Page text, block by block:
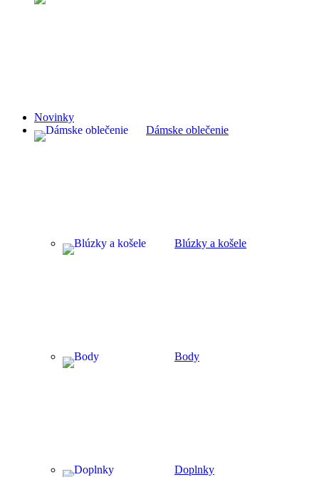
Novinky
Dámske oblečenie
Blúzky a košele
Body
Doplnky